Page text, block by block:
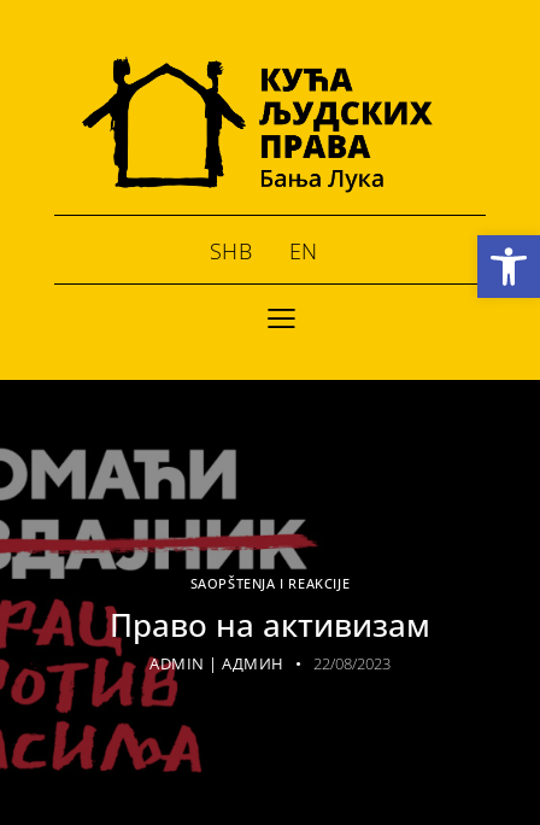
Open toolbar
SHB EN
SAOPŠTENJA I REAKCIJE
Право на активизам
ADMIN | АДМИН 22/08/2023